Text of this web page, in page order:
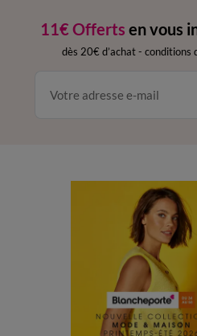
11€ Offerts en vous
dès 20€ d’achat - conditions